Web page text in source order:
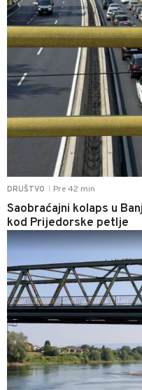
DRUŠTVO Pre 42 min
Saobraćajni kolaps u
kod Prijedorske petlje